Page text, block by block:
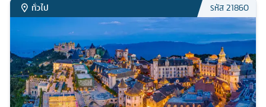
ทั่วไป รหัส21860